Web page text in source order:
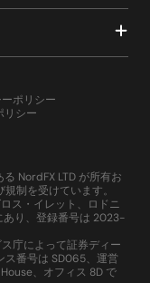
ポリシー
リシー
NordFX LTD が所有お
制を受けています。
ス・イレット、ロドニ
あり、登録番号は 2023-
庁によって証券ディー
ス番号は SD065、運営
、オフィス 8D で